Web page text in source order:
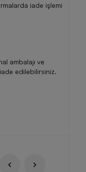
iade işlemi
ambalajı ve
edilebilirsiniz.